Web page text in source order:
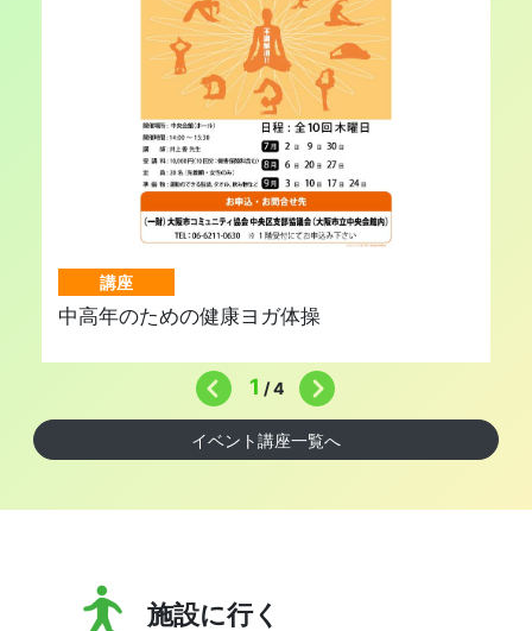
講座
中高年のための健康ヨガ体操
1 /4
イベント講座一覧へ
施設に行く